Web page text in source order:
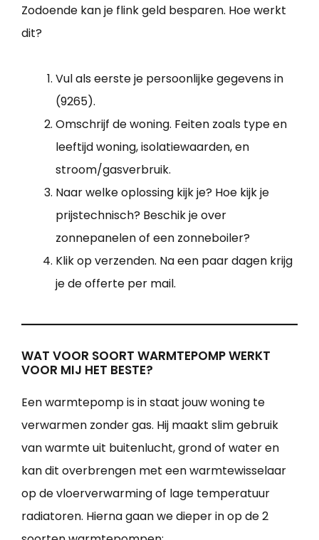
Zodoende kan je flink geld besparen. Hoe werkt
dit?
Vul als eerste je persoonlijke gegevens in
(9265).
Omschrijf de woning. Feiten zoals type en
leeftijd woning, isolatiewaarden, en
stroom/gasverbruik.
Naar welke oplossing kijk je? Hoe kijk je
prijstechnisch? Beschik je over
zonnepanelen of een zonneboiler?
Klik op verzenden. Na een paar dagen krijg
je de offerte per mail.
WAT VOOR SOORT WARMTEPOMP WERKT
VOOR MIJ HET BESTE?
Een warmtepomp is in staat jouw woning te
verwarmen zonder gas. Hij maakt slim gebruik
van warmte uit buitenlucht, grond of water en
kan dit overbrengen met een warmtewisselaar
op de vloerverwarming of lage temperatuur
radiatoren. Hierna gaan we dieper in op de 2